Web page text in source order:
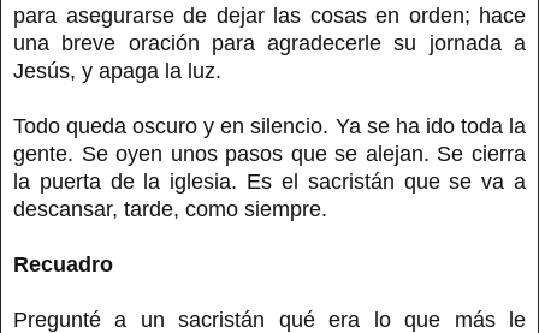
para asegurarse de dejar las cosas en orden; hace
una breve oración para agradecerle su jornada a
Jesús, y apaga la luz.
Todo queda oscuro y en silencio. Ya se ha ido toda la
gente. Se oyen unos pasos que se alejan. Se cierra
la puerta de la iglesia. Es el sacristán que se va a
descansar, tarde, como siempre.
Recuadro
Pregunté a un sacristán qué era lo que más le